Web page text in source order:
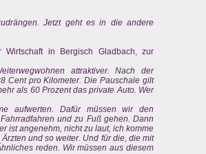
Jetzt geht es in die andere
in Bergisch Gladbach, zur
attraktiver. Nach der
Cent pro Kilometer. Die Pauschale gilt
als 60 Prozent das private Auto. Wer
aufwerten. Dafür müssen wir den
und zu Fuß gehen. Dann
ist angenehm, nicht zu laut, ich komme
und so weiter. Und für die, die mit
reden. Wir müssen aus diesem